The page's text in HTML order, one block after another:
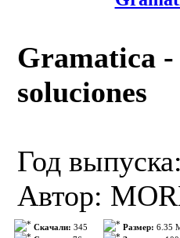
Качество
Качество
Описание:
Do you
Gramatica -
soluciones
Год
Автор:
Скачали: 345
Размер: 6.35